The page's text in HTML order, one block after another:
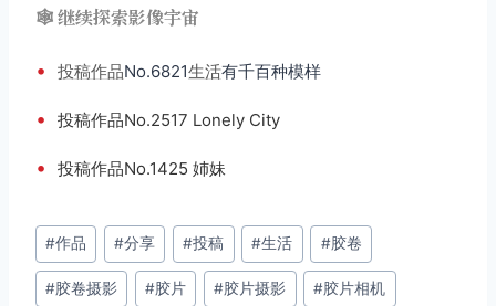
🕸️ 继续探索影像宇宙
• 投稿作品No.6821生活有千百种模样
• 投稿作品No.2517 Lonely City
• 投稿作品No.1425 姉妹
文
章
标
#作品 #分享 #投稿 #生活 #胶卷
#胶卷摄影 #胶片 #胶片摄影 #胶片相机